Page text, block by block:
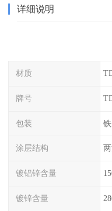
详细说明
材质
牌号
包装
涂层结构
镀铝锌含量
镀锌含量